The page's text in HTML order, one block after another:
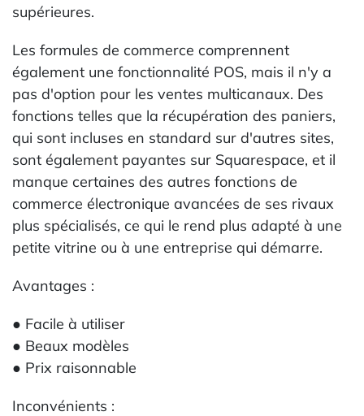
supérieures.
Les formules de commerce comprennent
également une fonctionnalité POS, mais il n'y a
pas d'option pour les ventes multicanaux. Des
fonctions telles que la récupération des paniers,
qui sont incluses en standard sur d'autres sites,
sont également payantes sur Squarespace, et il
manque certaines des autres fonctions de
commerce électronique avancées de ses rivaux
plus spécialisés, ce qui le rend plus adapté à une
petite vitrine ou à une entreprise qui démarre.
Avantages :
● Facile à utiliser
● Beaux modèles
● Prix raisonnable
Inconvénients :